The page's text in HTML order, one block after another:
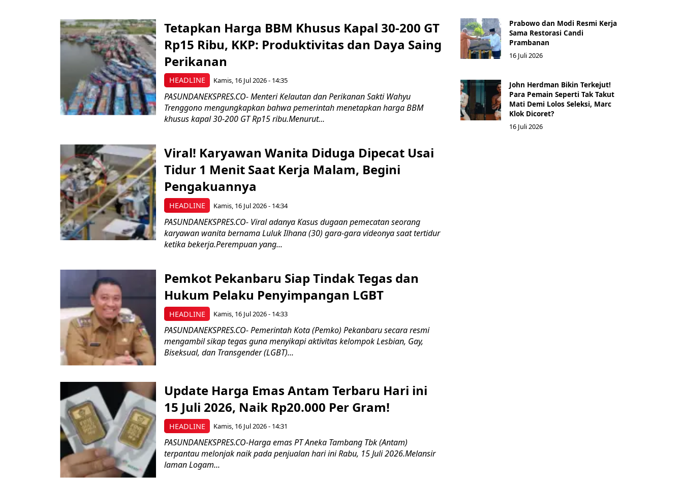
HEADLINE
Tetapkan Harga BBM Khusus Kapal 30-200 GT
Rp15 Ribu, KKP: Produktivitas dan Daya Saing
Perikanan
Kamis, 16 Jul 2026 - 14:35
PASUNDANEKSPRES.CO- Menteri Kelautan dan Perikanan Sakti Wahyu
Trenggono mengungkapkan bahwa pemerintah menetapkan harga BBM
khusus kapal 30-200 GT Rp15 ribu.Menurut...
HEADLINE
Viral! Karyawan Wanita Diduga Dipecat Usai
Tidur 1 Menit Saat Kerja Malam, Begini
Pengakuannya
Kamis, 16 Jul 2026 - 14:34
PASUNDANEKSPRES.CO- Viral adanya Kasus dugaan pemecatan seorang
karyawan wanita bernama Luluk Ilhana (30) gara-gara videonya saat tertidur
ketika bekerja.Perempuan yang...
HEADLINE
Pemkot Pekanbaru Siap Tindak Tegas dan
Hukum Pelaku Penyimpangan LGBT
Kamis, 16 Jul 2026 - 14:33
PASUNDANEKSPRES.CO- Pemerintah Kota (Pemko) Pekanbaru secara resmi
mengambil sikap tegas guna menyikapi aktivitas kelompok Lesbian, Gay,
Biseksual, dan Transgender (LGBT)...
HEADLINE
Update Harga Emas Antam Terbaru Hari ini
15 Juli 2026, Naik Rp20.000 Per Gram!
Kamis, 16 Jul 2026 - 14:31
PASUNDANEKSPRES.CO-Harga emas PT Aneka Tambang Tbk (Antam)
terpantau melonjak naik pada penjualan hari ini Rabu, 15 Juli 2026.Melansir
laman Logam...
Prabowo dan Modi Resmi Kerja
Sama Restorasi Candi
Prambanan
16 Juli 2026
John Herdman Bikin Terkejut!
Para Pemain Seperti Tak Takut
Mati Demi Lolos Seleksi, Marc
Klok Dicoret?
16 Juli 2026